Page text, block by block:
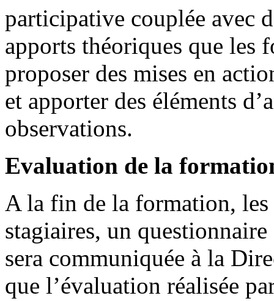
participative couplée avec
apports théoriques que les
proposer des mises en
et apporter des éléments
observations.
Evaluation de la
A la fin de la formation,
stagiaires, un
sera communiquée à la
que l’évaluation réalisée